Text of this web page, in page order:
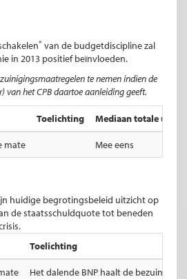
* van de budgetdiscipline zal
in 2013 positief beïnvloeden.
te nemen indien de
van het CPB daartoe aanleiding geeft.
Toelichting Mediaan totale
mate Mee eens
huidige begrotingsbeleid uitzicht op
de staatsschuldquote tot beneden
Toelichting
Het dalende BNP haalt de